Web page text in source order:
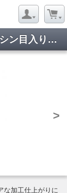
【A4】 2分割 1000枚 マイクロミシン目入りPPC用紙 YO-010 ミシン目用紙 各種帳票用紙・納品書・請求書・領収書などにおすすめ!
>
な加工仕上がりに